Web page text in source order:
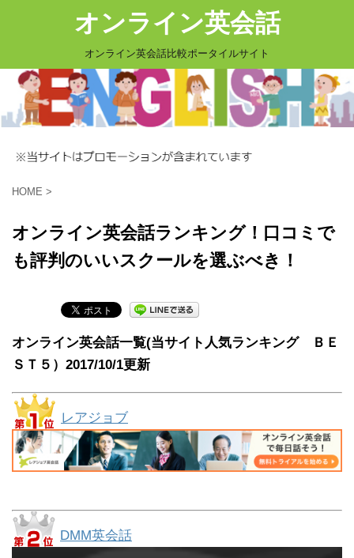
オンライン英会話
オンライン英会話比較ポータイルサイト
HOME >
オンライン英会話ランキング！口コミで
も評判のいいスクールを選ぶべき！
オンライン英会話一覧(当サイト人気ランキング ＢＥ
ＳＴ５）2017/10/1更新
レアジョブ
DMM英会話